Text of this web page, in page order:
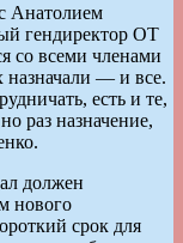
Анатолием
гендиректор ОТ
со всеми членами
назначали — и все.
есть и те,
раз назначение,
должен
нового
срок для